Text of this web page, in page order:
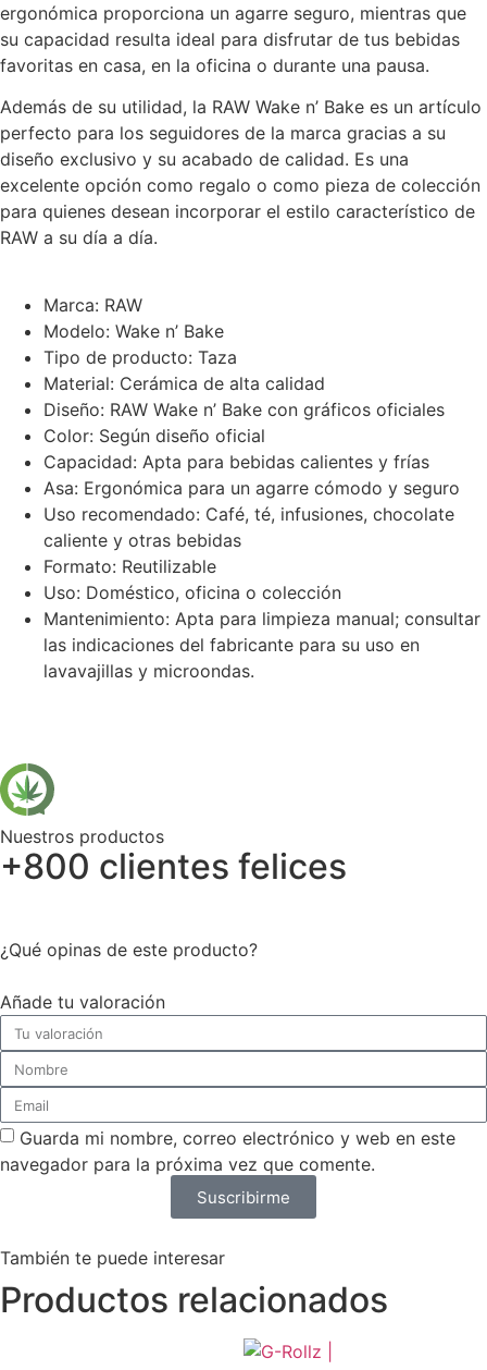
ergonómica proporciona un agarre seguro, mientras que
su capacidad resulta ideal para disfrutar de tus bebidas
favoritas en casa, en la oficina o durante una pausa.
Además de su utilidad, la RAW Wake n’ Bake es un artículo
perfecto para los seguidores de la marca gracias a su
diseño exclusivo y su acabado de calidad. Es una
excelente opción como regalo o como pieza de colección
para quienes desean incorporar el estilo característico de
RAW a su día a día.
Marca: RAW
Modelo: Wake n’ Bake
Tipo de producto: Taza
Material: Cerámica de alta calidad
Diseño: RAW Wake n’ Bake con gráficos oficiales
Color: Según diseño oficial
Capacidad: Apta para bebidas calientes y frías
Asa: Ergonómica para un agarre cómodo y seguro
Uso recomendado: Café, té, infusiones, chocolate
caliente y otras bebidas
Formato: Reutilizable
Uso: Doméstico, oficina o colección
Mantenimiento: Apta para limpieza manual; consultar
las indicaciones del fabricante para su uso en
lavavajillas y microondas.
Nuestros productos
+800 clientes felices
¿Qué opinas de este producto?
Añade tu valoración
Guarda mi nombre, correo electrónico y web en este
navegador para la próxima vez que comente.
Suscribirme
También te puede interesar
Productos relacionados